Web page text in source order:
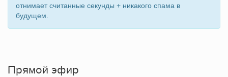
отнимает считанные секунды + никакого спама в
будущем.
Прямой эфир